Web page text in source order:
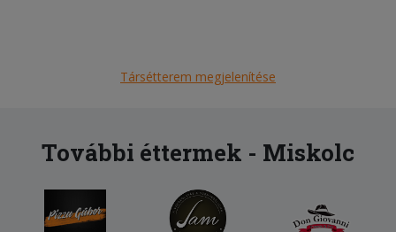
Társétterem megjelenítése
További éttermek - Miskolc